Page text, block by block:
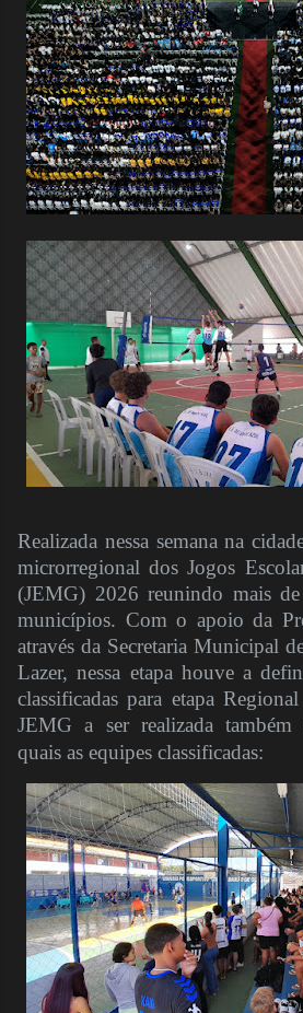
Realizada nessa semana na
microrregional dos Jogos
(JEMG) 2026 reunindo mais
municípios. Com o apoio da
através da Secretaria Municipal
Lazer, nessa etapa houve a
classificadas para etapa
JEMG a ser realizada também
quais as equipes classificadas: